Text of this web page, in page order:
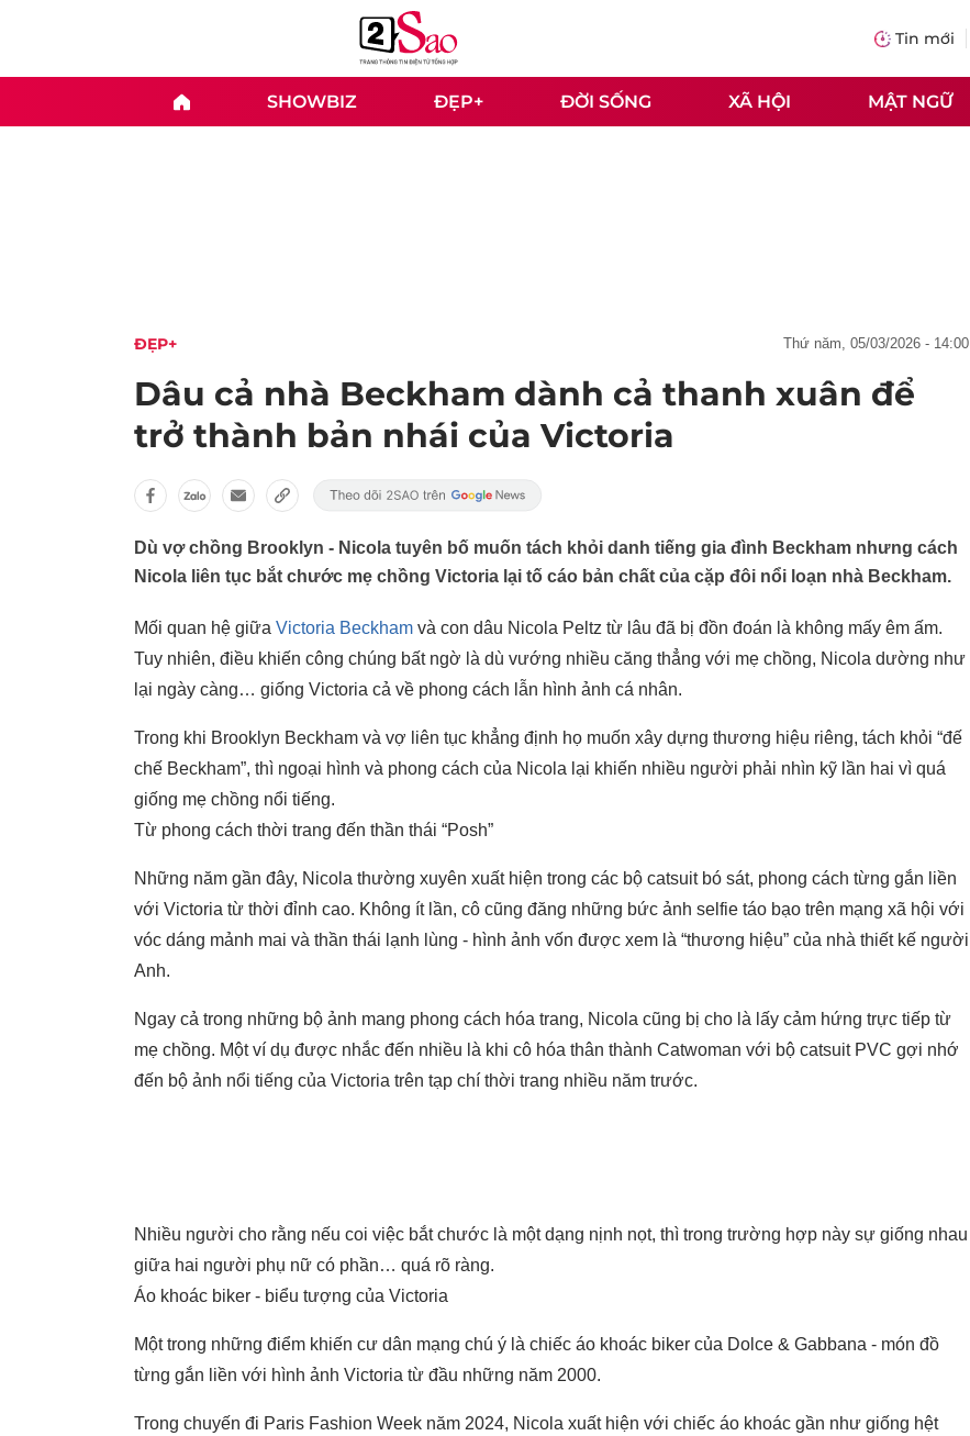
Tin mới
SHOWBIZ ĐẸP+ ĐỜI SỐNG XÃ HỘI MẬT NGỮ
ĐẸP+ thứ năm, 05/03/2026 - 14:00
Dâu cả nhà Beckham dành cả thanh xuân để
trở thành bản nhái của Victoria
Dù vợ chồng Brooklyn - Nicola tuyên bố muốn tách khỏi danh tiếng gia đình Beckham nhưng cách
Nicola liên tục bắt chước mẹ chồng Victoria lại tố cáo bản chất của cặp đôi nổi loạn nhà Beckham.
Mối quan hệ giữa Victoria Beckham và con dâu Nicola Peltz từ lâu đã bị đồn đoán là không mấy êm ấm.
Tuy nhiên, điều khiến công chúng bất ngờ là dù vướng nhiều căng thẳng với mẹ chồng, Nicola dường như
lại ngày càng… giống Victoria cả về phong cách lẫn hình ảnh cá nhân.
Trong khi Brooklyn Beckham và vợ liên tục khẳng định họ muốn xây dựng thương hiệu riêng, tách khỏi “đế
chế Beckham”, thì ngoại hình và phong cách của Nicola lại khiến nhiều người phải nhìn kỹ lần hai vì quá
giống mẹ chồng nổi tiếng.
Từ phong cách thời trang đến thần thái “Posh”
Những năm gần đây, Nicola thường xuyên xuất hiện trong các bộ catsuit bó sát, phong cách từng gắn liền
với Victoria từ thời đỉnh cao. Không ít lần, cô cũng đăng những bức ảnh selfie táo bạo trên mạng xã hội với
vóc dáng mảnh mai và thần thái lạnh lùng - hình ảnh vốn được xem là “thương hiệu” của nhà thiết kế người
Anh.
Ngay cả trong những bộ ảnh mang phong cách hóa trang, Nicola cũng bị cho là lấy cảm hứng trực tiếp từ
mẹ chồng. Một ví dụ được nhắc đến nhiều là khi cô hóa thân thành Catwoman với bộ catsuit PVC gợi nhớ
đến bộ ảnh nổi tiếng của Victoria trên tạp chí thời trang nhiều năm trước.
Nhiều người cho rằng nếu coi việc bắt chước là một dạng nịnh nọt, thì trong trường hợp này sự giống nhau
giữa hai người phụ nữ có phần… quá rõ ràng.
Áo khoác biker - biểu tượng của Victoria
Một trong những điểm khiến cư dân mạng chú ý là chiếc áo khoác biker của Dolce & Gabbana - món đồ
từng gắn liền với hình ảnh Victoria từ đầu những năm 2000.
Trong chuyến đi Paris Fashion Week năm 2024, Nicola xuất hiện với chiếc áo khoác gần như giống hệt